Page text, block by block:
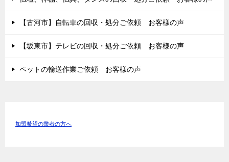
【古河市】自転車の回収・処分ご依頼 お客様の声
【坂東市】テレビの回収・処分ご依頼 お客様の声
ペットの輸送作業ご依頼 お客様の声
加盟希望の業者の方へ